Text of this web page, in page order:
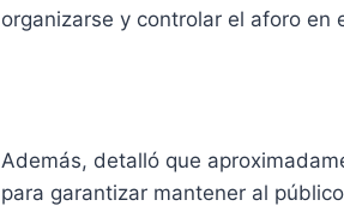
organizarse y controlar el aforo en
Además, detalló que
para garantizar mantener al